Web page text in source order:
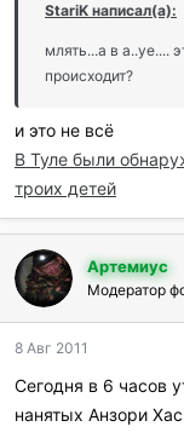
StariK написал(а):
млять...а в а..уе....
происходит?
и это не всё
В Туле были
троих детей
Артемиус
Модератор
8 Авг 2011
Сегодня в 6 часов
нанятых Анзори